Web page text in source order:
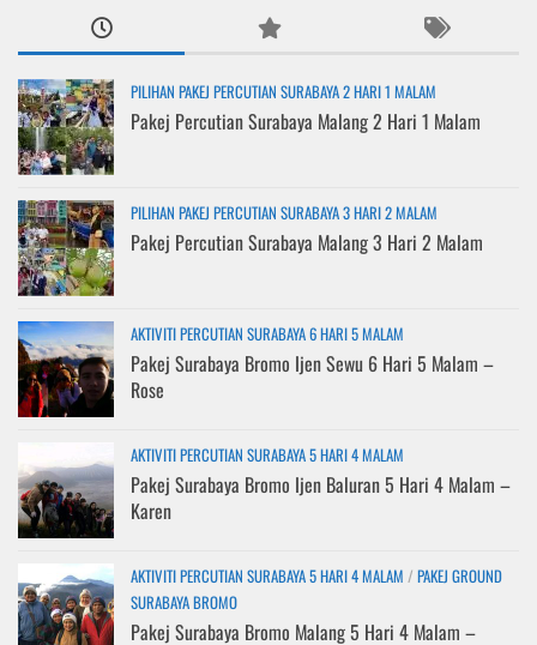
PILIHAN PAKEJ PERCUTIAN SURABAYA 2 HARI 1 MALAM
Pakej Percutian Surabaya Malang 2 Hari 1 Malam
PILIHAN PAKEJ PERCUTIAN SURABAYA 3 HARI 2 MALAM
Pakej Percutian Surabaya Malang 3 Hari 2 Malam
AKTIVITI PERCUTIAN SURABAYA 6 HARI 5 MALAM
Pakej Surabaya Bromo Ijen Sewu 6 Hari 5 Malam –
Rose
AKTIVITI PERCUTIAN SURABAYA 5 HARI 4 MALAM
Pakej Surabaya Bromo Ijen Baluran 5 Hari 4 Malam –
Karen
AKTIVITI PERCUTIAN SURABAYA 5 HARI 4 MALAM / PAKEJ GROUND
SURABAYA BROMO
Pakej Surabaya Bromo Malang 5 Hari 4 Malam –